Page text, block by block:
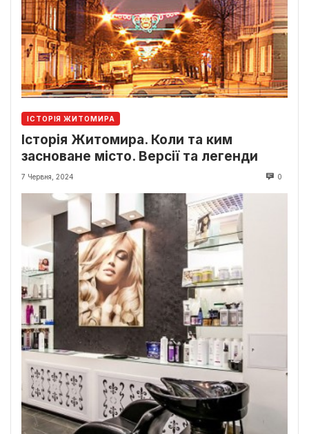
ІСТОРІЯ ЖИТОМИРА
Історія Житомира. Коли та ким
засноване місто. Версії та легенди
7 Червня, 2024 0